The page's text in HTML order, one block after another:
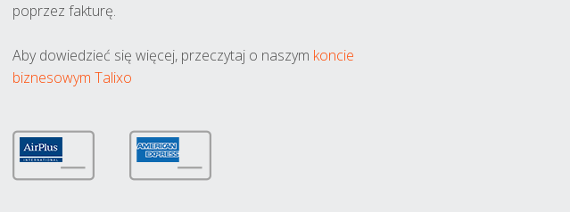
poprzez fakturę.
Aby dowiedzieć się więcej, przeczytaj o naszym koncie
biznesowym Talixo